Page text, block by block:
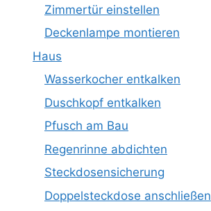
Zimmertür einstellen
Deckenlampe montieren
Haus
Wasserkocher entkalken
Duschkopf entkalken
Pfusch am Bau
Regenrinne abdichten
Steckdosensicherung
Doppelsteckdose anschließen